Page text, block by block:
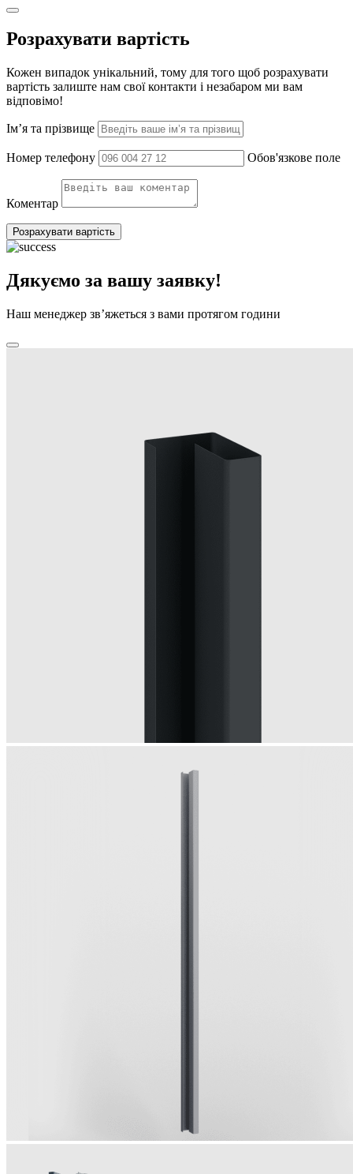
Розрахувати вартість
Кожен випадок унікальний, тому для того щоб розрахувати
вартість залиште нам свої контакти і незабаром ми вам
відповімо!
Ім’я та прізвище
Номер телефону Обов'язкове поле
Коментар
Розрахувати вартість
Дякуємо за вашу заявку!
Наш менеджер зв’яжеться з вами протягом години